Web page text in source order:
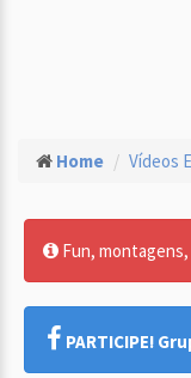
Home Vídeos
Fun,
PARTICIPE!